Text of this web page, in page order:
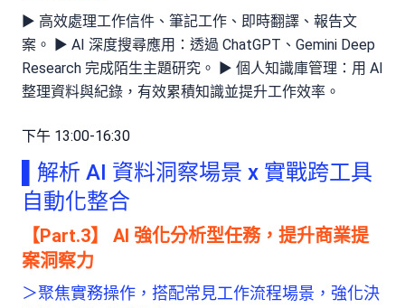
► 高效處理工作信件、筆記工作、即時翻譯、報告文
案。 ► AI 深度搜尋應用：透過 ChatGPT、Gemini Deep
Research 完成陌生主題研究。 ► 個人知識庫管理：用 AI
整理資料與紀錄，有效累積知識並提升工作效率。
下午 13:00-16:30
▌解析 AI 資料洞察場景 x 實戰跨工具
自動化整合
【Part.3】 AI 強化分析型任務，提升商業提
案洞察力
＞聚焦實務操作，搭配常見工作流程場景，強化決